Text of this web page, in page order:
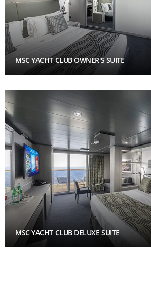
MSC YACHT CLUB OWNER'S SUITE
MSC YACHT CLUB DELUXE SUITE